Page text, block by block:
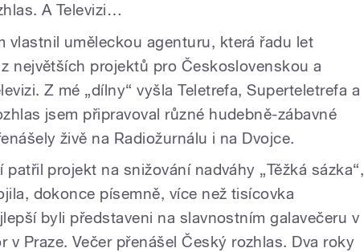
A Televizi…
vlastnil uměleckou agenturu, která řadu let
největších projektů pro Československou a
Z mé „dílny“ vyšla Teletrefa, Superteletrefa a
jsem připravoval různé hudebně-zábavné
živě na Radiožurnálu i na Dvojce.
patřil projekt na snižování nadváhy „Těžká sázka“,
dokonce písemně, více než tisícovka
byli představeni na slavnostním galavečeru v
v Praze. Večer přenášel Český rozhlas. Dva roky